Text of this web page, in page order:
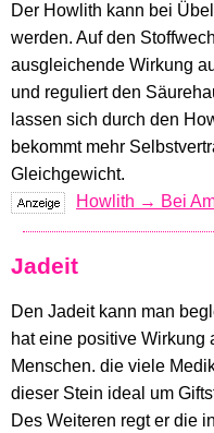
Der Howlith kann bei
werden. Auf den
ausgleichende Wirkung
und reguliert den
lassen sich durch den
bekommt mehr
Gleichgewicht.
Howlith → Bei
Jadeit
Den Jadeit kann man
hat eine positive Wirkung
Menschen. die viele
dieser Stein ideal um
Des Weiteren regt er die